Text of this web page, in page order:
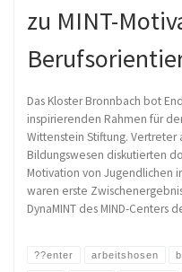
zu MINT-
Das Kloster Bronnbach bot
inspirierenden Rahmen für
Wittenstein Stiftung. Vertreter
Bildungswesen diskutierten
Motivation von Jugendlichen
waren erste
DynaMINT des MIND-Centers
??enter arbeitshosen